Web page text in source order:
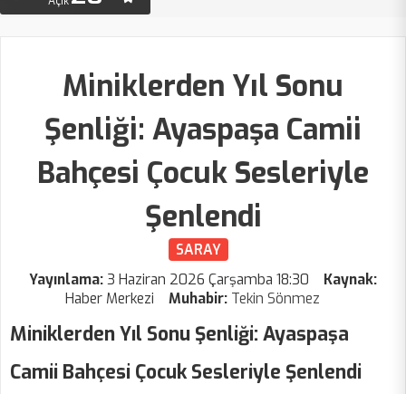
Miniklerden Yıl Sonu
Şenliği: Ayaspaşa Camii
Bahçesi Çocuk Sesleriyle
Şenlendi
SARAY
Yayınlama:3 Haziran 2026 Çarşamba 18:30
Kaynak:
Haber Merkezi
Muhabir: Tekin Sönmez
Miniklerden Yıl Sonu Şenliği: Ayaspaşa
Camii Bahçesi Çocuk Sesleriyle Şenlendi